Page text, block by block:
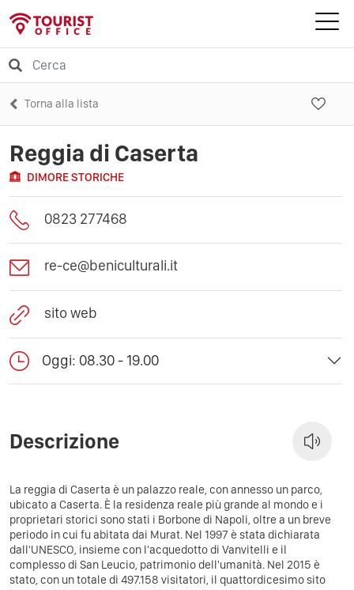
Torna alla lista
Reggia di Caserta
DIMORE STORICHE
0823 277468
re-ce@beniculturali.it
sito web
Oggi: 08.30 - 19.00
Descrizione
La reggia di Caserta è un palazzo reale, con annesso un parco,
ubicato a Caserta. È la residenza reale più grande al mondo e i
proprietari storici sono stati i Borbone di Napoli, oltre a un breve
periodo in cui fu abitata dai Murat. Nel 1997 è stata dichiarata
dall'UNESCO, insieme con l'acquedotto di Vanvitelli e il
complesso di San Leucio, patrimonio dell'umanità. Nel 2015 è
stato, con un totale di 497.158 visitatori, il quattordicesimo sito